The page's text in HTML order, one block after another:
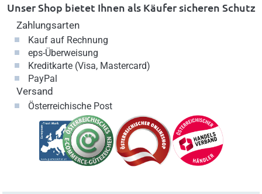
Unser Shop bietet Ihnen als Käufer sicheren Schutz
Zahlungsarten
Kauf auf Rechnung
eps-Überweisung
Kreditkarte (Visa, Mastercard)
PayPal
Versand
Österreichische Post